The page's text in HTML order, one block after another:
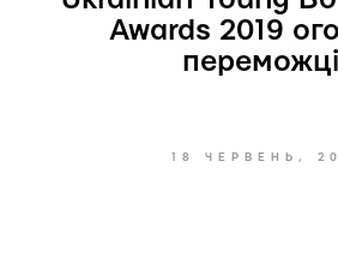
Awards 2019
18 ЧЕРВЕНЬ,